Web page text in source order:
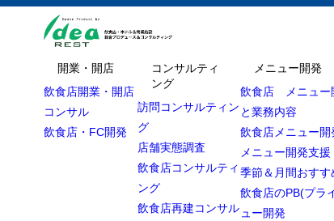
開業・開店
飲食店開業・開店
コンサル
飲食店・FC開発
コンサルティ
ング
訪問コンサルティン
グ
店舗実態調査
飲食店コンサルティ
ング
飲食店再建コンサル
メニュー開発
飲食店 メニュー
と業務内容
飲食店メニュー
メニュー開発支援
季節＆月間おす
飲食店のPB(プラ
ュー開発